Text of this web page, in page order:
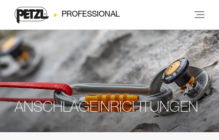
PROFESSIONAL
ANSCHLAGEINRICHTUNGEN